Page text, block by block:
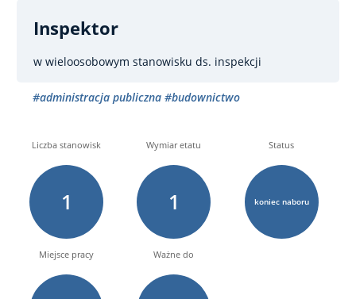
Inspektor
w wieloosobowym stanowisku ds. inspekcji
#administracja publiczna #budownictwo
Liczba stanowisk
1
Wymiar etatu
1
Status
koniec naboru
Miejsce pracy Ważne do